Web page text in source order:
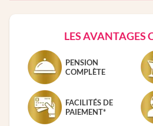
LES AVANTAGES
PENSION
COMPLÈTE
FACILITÉS DE
PAIEMENT*